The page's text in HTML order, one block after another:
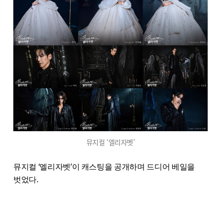
뮤지컬 ‘엘리자벳’
뮤지컬 ‘엘리자벳’이 캐스팅을 공개하며 드디어 베일을
벗었다.